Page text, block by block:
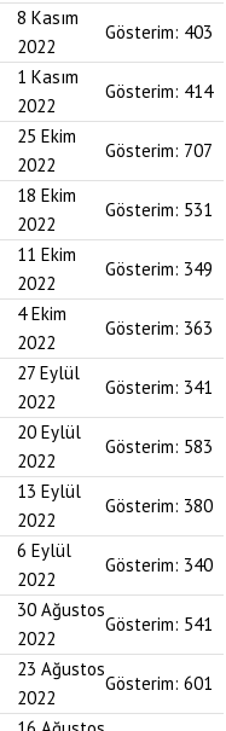
8 Kasım
2022
Gösterim: 403
1 Kasım
2022
Gösterim: 414
25 Ekim
2022
Gösterim: 707
18 Ekim
2022
Gösterim: 531
11 Ekim
2022
Gösterim: 349
4 Ekim
2022
Gösterim: 363
27 Eylül
2022
Gösterim: 341
20 Eylül
2022
Gösterim: 583
13 Eylül
2022
Gösterim: 380
6 Eylül
2022
Gösterim: 340
30 Ağustos
2022
Gösterim: 541
23 Ağustos
2022
Gösterim: 601